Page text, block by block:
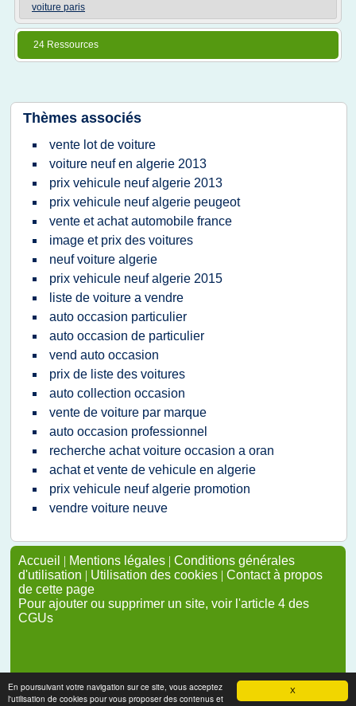
X
En poursuivant votre navigation sur ce site, vous acceptez
l'utilisation de cookies pour vous proposer des contenus et
voiture paris
24 Ressources
Thèmes associés
vente lot de voiture
voiture neuf en algerie 2013
prix vehicule neuf algerie 2013
prix vehicule neuf algerie peugeot
vente et achat automobile france
image et prix des voitures
neuf voiture algerie
prix vehicule neuf algerie 2015
liste de voiture a vendre
auto occasion particulier
auto occasion de particulier
vend auto occasion
prix de liste des voitures
auto collection occasion
vente de voiture par marque
auto occasion professionnel
recherche achat voiture occasion a oran
achat et vente de vehicule en algerie
prix vehicule neuf algerie promotion
vendre voiture neuve
Accueil | Mentions légales | Conditions générales
d'utilisation | Utilisation des cookies | Contact à propos
de cette page
Pour ajouter ou supprimer un site, voir l'article 4 des
CGUs